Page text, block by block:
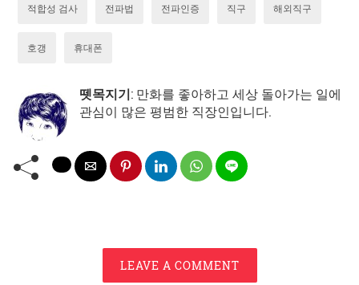
적합성 검사 전파법 전파인증 직구 해외직구
호갱 휴대폰
뗏목지기: 만화를 좋아하고 세상 돌아가는 일에
관심이 많은 평범한 직장인입니다.
LEAVE A COMMENT